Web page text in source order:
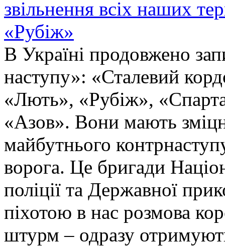
звільнення всіх наших
«Рубіж»
В Україні продовжено
наступу»: «Сталевий
«Лють», «Рубіж»,
«Азов». Вони мають
майбутнього
ворога. Це бригади
поліції та Державної
піхотою в нас розмова
штурм – одразу